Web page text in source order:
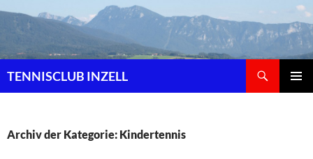
Zum
Inhalt
TENNISCLUB INZELL
Archiv der Kategorie: Kindertennis